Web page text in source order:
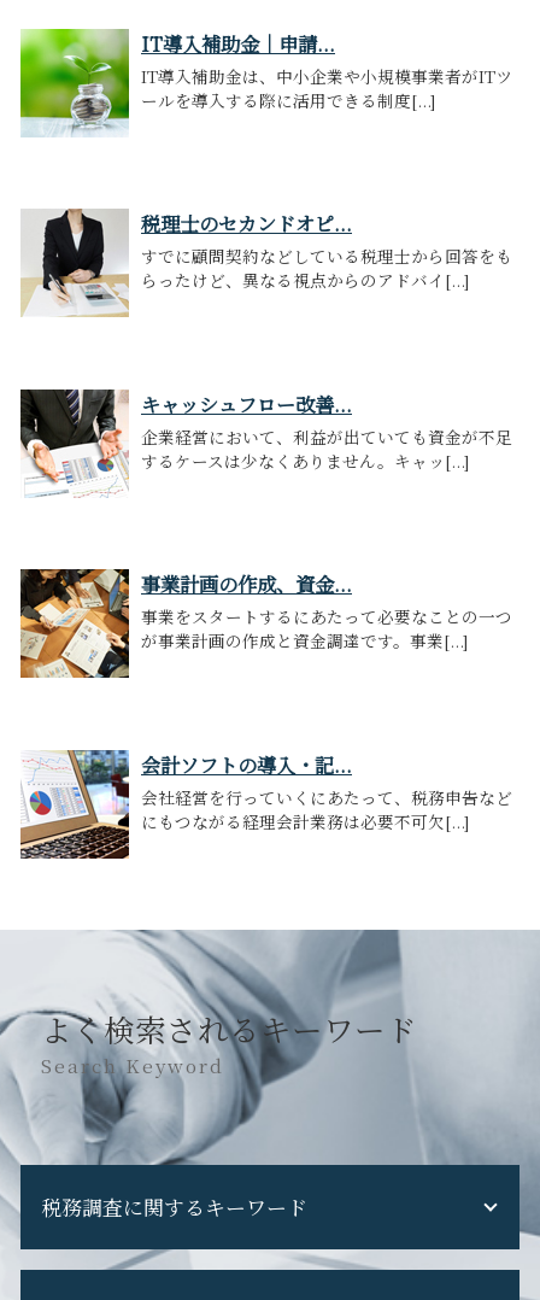
IT導入補助金｜申請...
IT導入補助金は、中小企業や小規模事業者がITツ
ールを導入する際に活用できる制度[...]
税理士のセカンドオピ...
すでに顧問契約などしている税理士から回答をも
らったけど、異なる視点からのアドバイ[...]
キャッシュフロー改善...
企業経営において、利益が出ていても資金が不足
するケースは少なくありません。キャッ[...]
事業計画の作成、資金...
事業をスタートするにあたって必要なことの一つ
が事業計画の作成と資金調達です。事業[...]
会計ソフトの導入・記...
会社経営を行っていくにあたって、税務申告など
にもつながる経理会計業務は必要不可欠[...]
よく検索されるキーワード
Search Keyword
税務調査に関するキーワード